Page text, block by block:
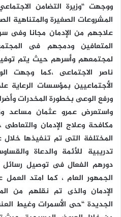
ووجهت “وزيرة التضامن
المشروعات الصغيرة والمتناهية
علاجهم من الإدمان مجانا وفى
المتعافين ودمجهم فى
لمجتمعهم وأسرهم حيث يتم
ناصر الاجتماعى ،كما وجهت
الأجتماعيين بمؤسسات الرعاية
ورفع الوعى بخطورة المخدرات
واستعرض عمرو عثمان مساعد
مكافحة وعلاج الإدمان والتعاطى
تدريبية للأئمة والدعاة
دورهم الفعال فى توصيل رسائل
الجمهور العام ، كما امتد
الإدمان والذى تم نقلهم من
الجديدة “حى الأسمرات وغيط